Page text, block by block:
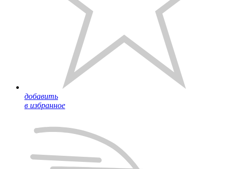
добавить
в избранное